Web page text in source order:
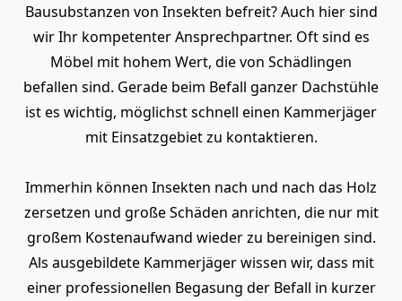
Bausubstanzen von Insekten befreit? Auch hier sind
wir Ihr kompetenter Ansprechpartner. Oft sind es
Möbel mit hohem Wert, die von Schädlingen
befallen sind. Gerade beim Befall ganzer Dachstühle
ist es wichtig, möglichst schnell einen Kammerjäger
mit Einsatzgebiet zu kontaktieren.
Immerhin können Insekten nach und nach das Holz
zersetzen und große Schäden anrichten, die nur mit
großem Kostenaufwand wieder zu bereinigen sind.
Als ausgebildete Kammerjäger wissen wir, dass mit
einer professionellen Begasung der Befall in kurzer